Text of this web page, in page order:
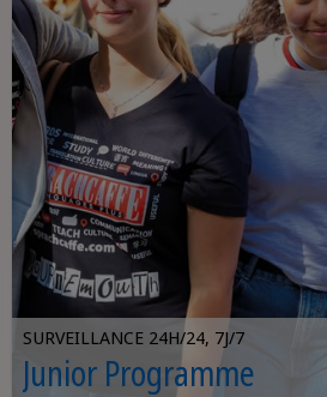
SURVEILLANCE 24H/24, 7J/7
Junior Programme